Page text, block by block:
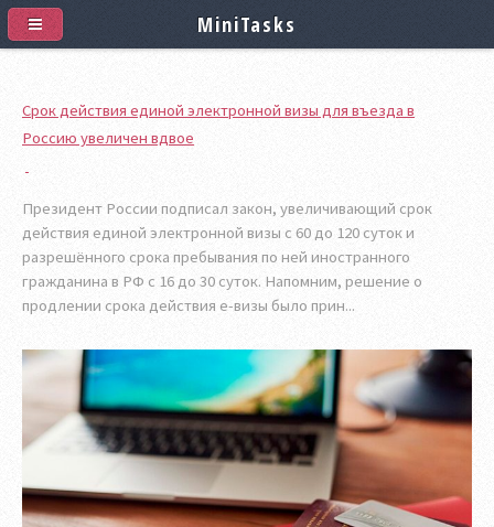
Срок действия единой электронной визы для въезда в
Россию увеличен вдвое
Президент России подписал закон, увеличивающий срок
действия единой электронной визы с 60 до 120 суток и
разрешённого срока пребывания по ней иностранного
гражданина в РФ с 16 до 30 суток. Напомним, решение о
продлении срока действия е-визы было прин...
MiniTasks